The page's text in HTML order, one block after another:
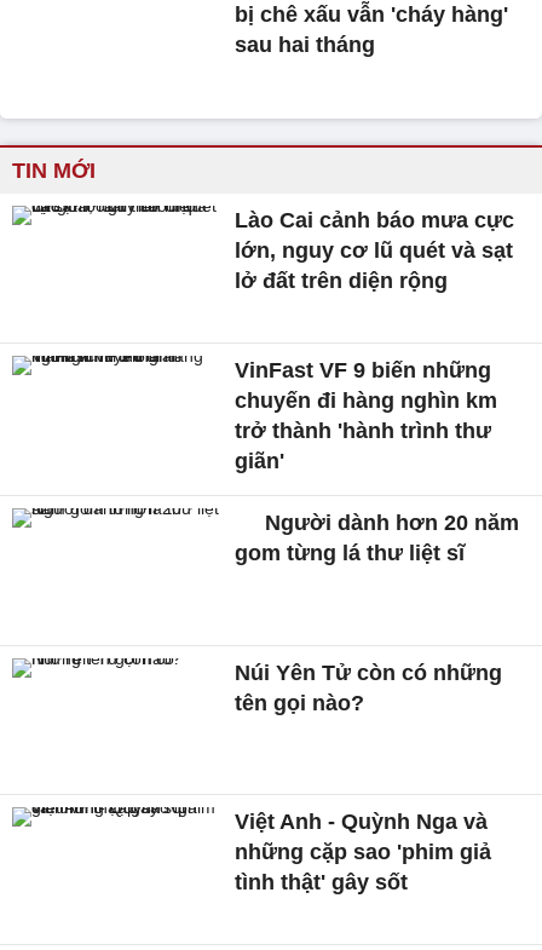
bị chê xấu vẫn 'cháy hàng'
sau hai tháng
TIN MỚI
Lào Cai cảnh báo mưa cực
lớn, nguy cơ lũ quét và sạt
lở đất trên diện rộng
VinFast VF 9 biến những
chuyến đi hàng nghìn km
trở thành 'hành trình thư
giãn'
Người dành hơn 20 năm
gom từng lá thư liệt sĩ
Núi Yên Tử còn có những
tên gọi nào?
Việt Anh - Quỳnh Nga và
những cặp sao 'phim giả
tình thật' gây sốt